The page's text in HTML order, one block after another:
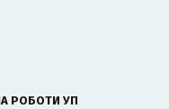
РОБОТИ УП